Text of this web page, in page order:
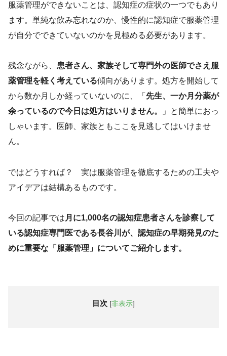
服薬管理ができないことは、認知症の症状の一つでもあり
ます。単純な飲み忘れなのか、慢性的に認知症で服薬管理
が自分でできていないのかを見極める必要があります。
残念ながら、 患者さん、家族そして専門外の医師でさえ服
薬管理を軽く考えている傾向があります。処方を開始して
から数か月しか経っていないのに、「 先生、一か月分薬が
余っているので今日は処方はいりません。
」と簡単におっ
しゃいます。医師、家族ともここを見逃してはいけませ
ん。
ではどうすれば？ 実は服薬管理を徹底するための工夫や
アイデアは結構あるものです。
今回の記事では 月に1,000名の認知症患者さんを診察して
いる認知症専門医である長谷川が、認知症の早期発見のた
めに重要な「服薬管理」についてご紹介します。
目次 [非表示]